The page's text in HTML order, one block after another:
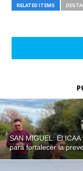
RELATED ITEMS
SAN MIGUEL: El
para fortalecer la